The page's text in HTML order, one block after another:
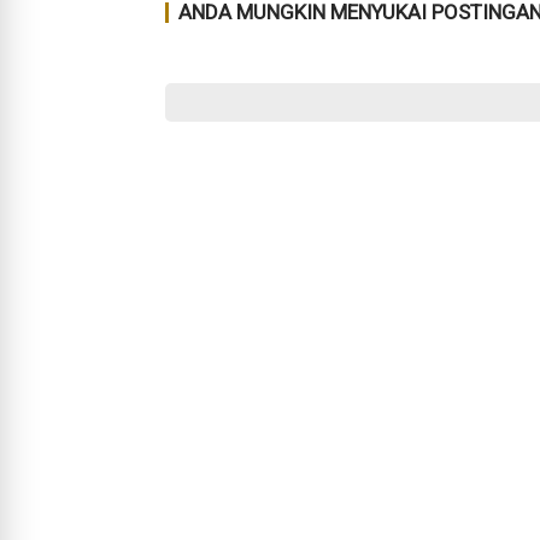
ANDA MUNGKIN MENYUKAI